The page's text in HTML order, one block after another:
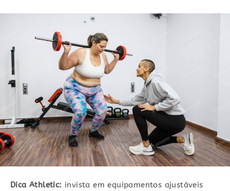
Dica Athletic: invista em equipamentos ajustáveis